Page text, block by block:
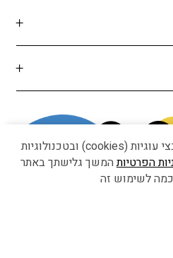
באתר זה נעשה שימוש בקבצי עוגיות (cookies) ובטכנולוגיות
הפרטיותהמשך גלישתך באתר
לשימוש זה